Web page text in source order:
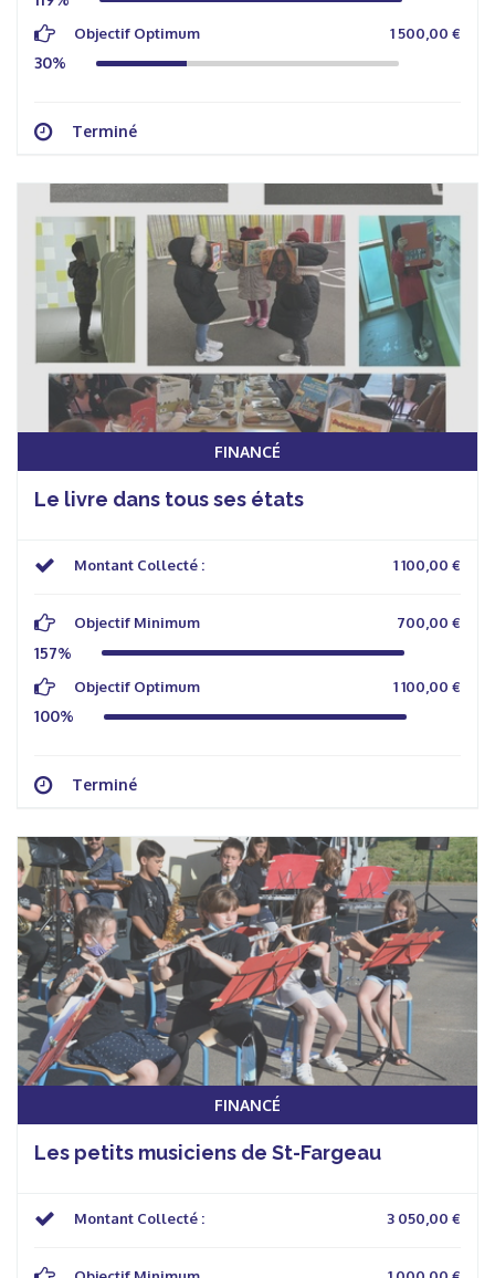
Objectif Optimum 1 500,00 €
30%
Terminé
FINANCÉ
Le livre dans tous ses états
Montant Collecté : 1 100,00 €
Objectif Minimum 700,00 €
157%
Objectif Optimum 1 100,00 €
100%
Terminé
FINANCÉ
Les petits musiciens de St-Fargeau
Montant Collecté : 3 050,00 €